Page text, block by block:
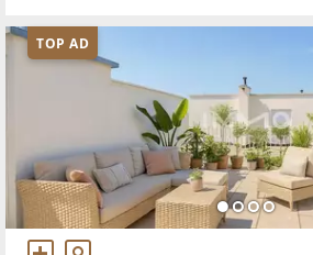
TOP AD